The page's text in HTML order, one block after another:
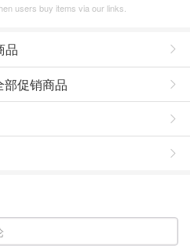
users buy items via our links.
品
部促销商品